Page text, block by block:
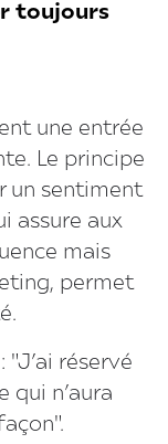
toujours
une entrée
Le principe
un sentiment
assure aux
mais
permet
"J’ai réservé
qui n’aura